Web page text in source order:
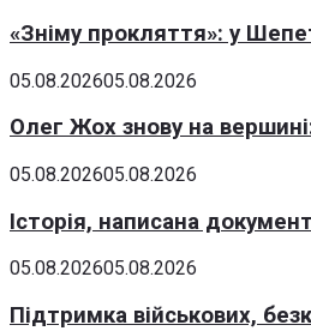
«Зніму прокляття»: у
05.08.202605.08.2026
Олег Жох знову на
05.08.202605.08.2026
Історія, написана
05.08.202605.08.2026
Підтримка військових,